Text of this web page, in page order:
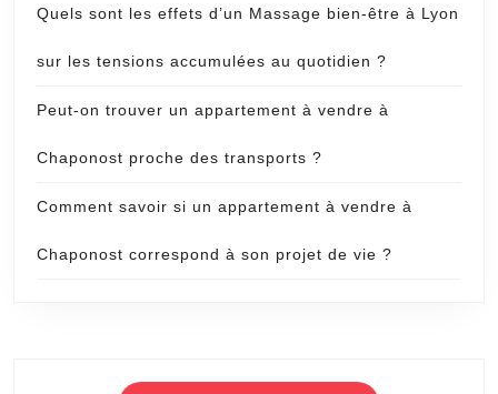
Quels sont les effets d’un Massage bien-être à Lyon
sur les tensions accumulées au quotidien ?
Peut-on trouver un appartement à vendre à
Chaponost proche des transports ?
Comment savoir si un appartement à vendre à
Chaponost correspond à son projet de vie ?